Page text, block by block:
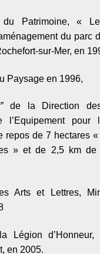
du Patrimoine,« L
énagement du parc
sur-Mer, en
Paysage en 1996,
de la Direction
l’Equipement pour
repos de 7 hectares«
»et de 2,5 km de
Arts et Lettres,
Légion d’
en 2005.